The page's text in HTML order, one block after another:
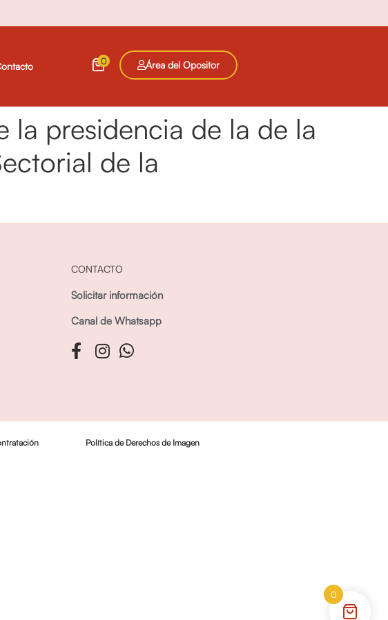
0 Área del Opositor
la presidencia de la de la
de la
CONTACTO
Solicitar información
Canal de Whatsapp
Política de Derechos de Imagen
0